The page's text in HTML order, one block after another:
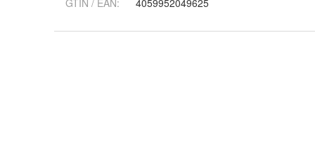
GTIN / EAN: 4059952049625